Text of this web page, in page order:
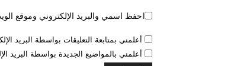
احفظ اسمي والبريد الإلكتروني وموقع
أعلمني بمتابعة التعليقات بواسطة البريد
أعلمني بالمواضيع الجديدة بواسطة البريد